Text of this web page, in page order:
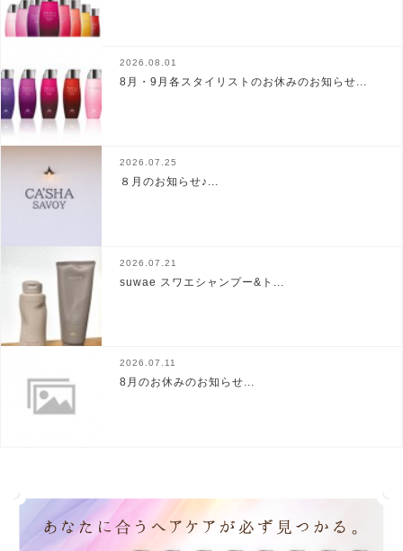
2026.08.01
8月・9月各スタイリストのお休みのお知らせ...
2026.07.25
８月のお知らせ♪...
2026.07.21
suwae スワエシャンプー&ト...
2026.07.11
8月のお休みのお知らせ...